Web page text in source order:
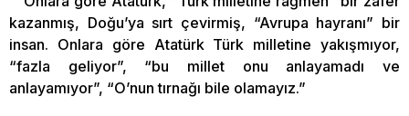
kazanmış, Doğu’ya sırt çevirmiş, “Avrupa hayranı” bir
insan. Onlara göre Atatürk Türk milletine yakışmıyor,
“fazla geliyor”, “bu millet onu anlayamadı ve
anlayamıyor”, “O’nun tırnağı bile olamayız.”